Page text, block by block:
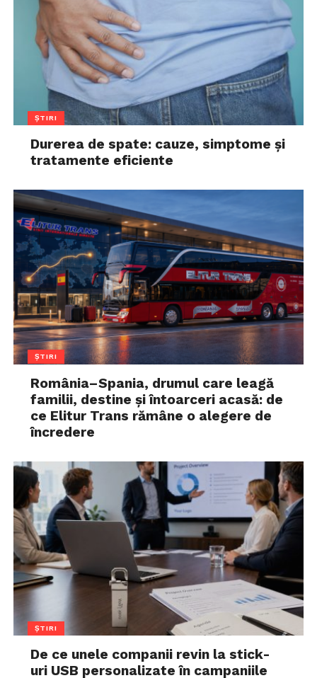
ȘTIRI
Durerea de spate: cauze, simptome și
tratamente eficiente
ȘTIRI
România–Spania, drumul care leagă
familii, destine și întoarceri acasă: de
ce Elitur Trans rămâne o alegere de
încredere
ȘTIRI
De ce unele companii revin la stick-
uri USB personalizate în campaniile